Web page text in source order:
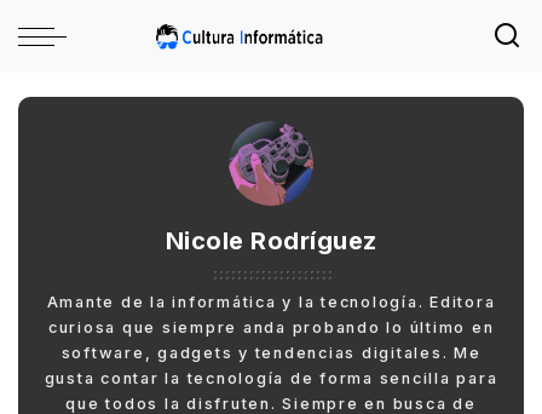
Nicole Rodríguez
Amante de la informática y la tecnología. Editora
curiosa que siempre anda probando lo último en
software, gadgets y tendencias digitales. Me
gusta contar la tecnología de forma sencilla para
que todos la disfruten. Siempre en busca de